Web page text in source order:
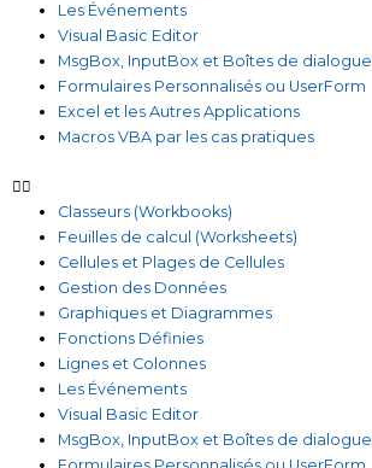
Les Événements
Visual Basic Editor
MsgBox, InputBox et Boîtes de dialogue
Formulaires Personnalisés ou UserForm
Excel et les Autres Applications
Macros VBA par les cas pratiques
Classeurs (Workbooks)
Feuilles de calcul (Worksheets)
Cellules et Plages de Cellules
Gestion des Données
Graphiques et Diagrammes
Fonctions Définies
Lignes et Colonnes
Les Événements
Visual Basic Editor
MsgBox, InputBox et Boîtes de dialogue